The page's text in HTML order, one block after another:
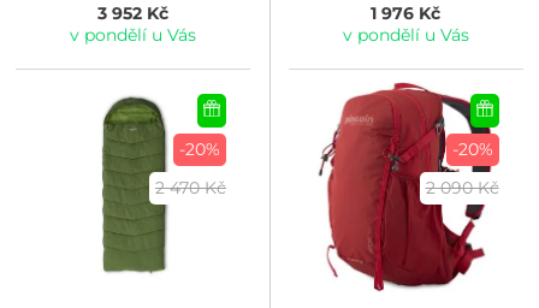
3 952 Kč
v pondělí u Vás
1 976 Kč
v pondělí u Vás
-20%
2 470 Kč
-20%
2 090 Kč